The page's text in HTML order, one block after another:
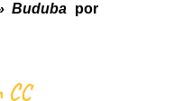
Buduba por
CC